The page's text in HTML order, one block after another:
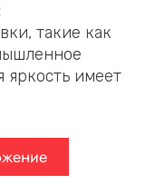
такие как
яркость имеет